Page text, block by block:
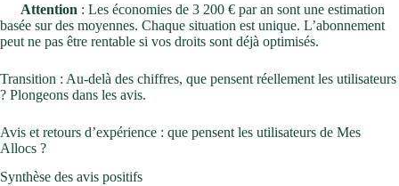
Attention : Les économies de 3 200 € par an sont une estimation
basée sur des moyennes. Chaque situation est unique. L’abonnement
peut ne pas être rentable si vos droits sont déjà optimisés.
Transition : Au-delà des chiffres, que pensent réellement les utilisateurs
? Plongeons dans les avis.
Avis et retours d’expérience : que pensent les utilisateurs de Mes
Allocs ?
Synthèse des avis positifs